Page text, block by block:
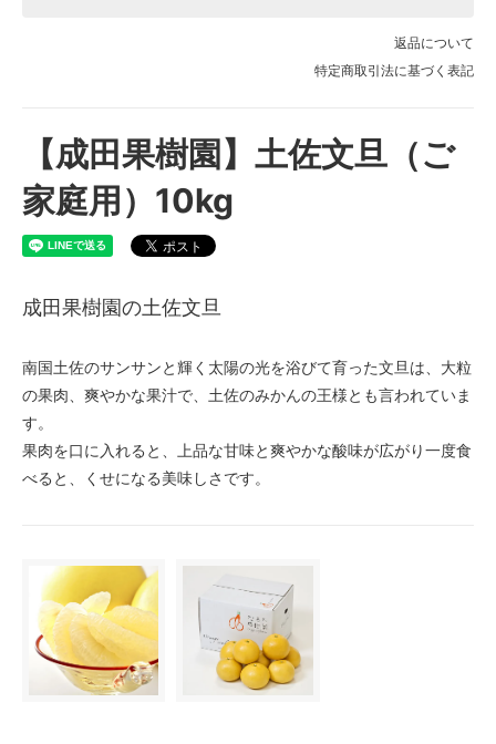
返品について
特定商取引法に基づく表記
【成田果樹園】土佐文旦（ご
家庭用）10kg
成田果樹園の土佐文旦
南国土佐のサンサンと輝く太陽の光を浴びて育った文旦は、大粒
の果肉、爽やかな果汁で、土佐のみかんの王様とも言われていま
す。
果肉を口に入れると、上品な甘味と爽やかな酸味が広がり一度食
べると、くせになる美味しさです。